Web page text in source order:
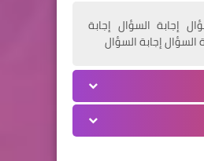
برئاسة
الوطني
بوفاة نجله
إجابة السؤال إجابة
السؤال إجابة السؤال